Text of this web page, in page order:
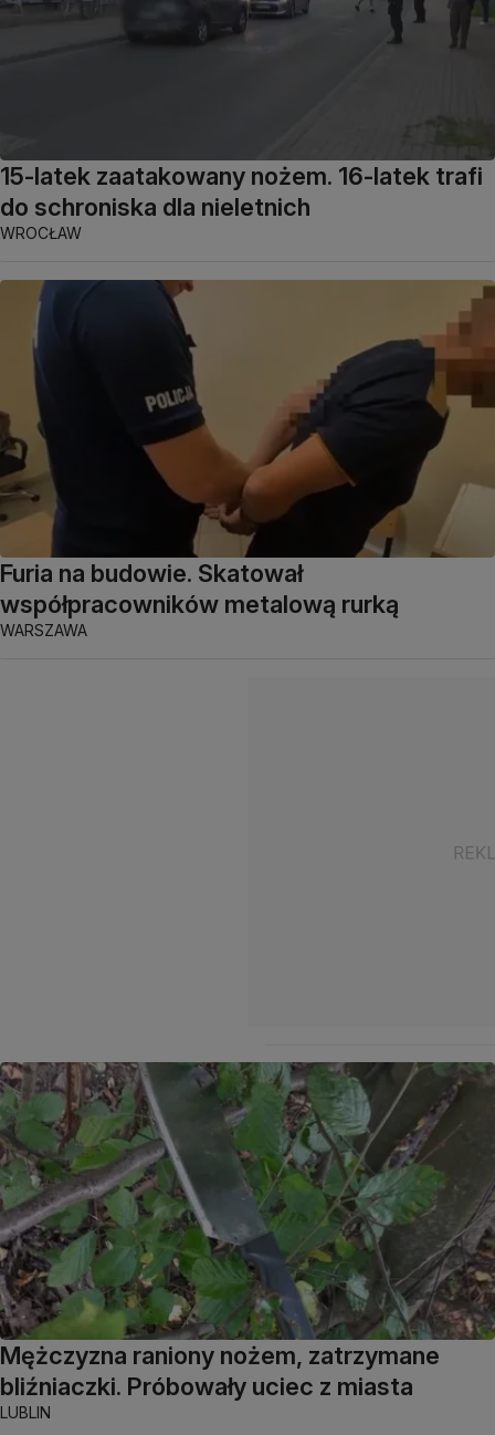
15-latek zaatakowany nożem. 16-latek trafi
do schroniska dla nieletnich
WROCŁAW
Furia na budowie. Skatował
współpracowników metalową rurką
WARSZAWA
Mężczyzna raniony nożem, zatrzymane
bliźniaczki. Próbowały uciec z miasta
LUBLIN